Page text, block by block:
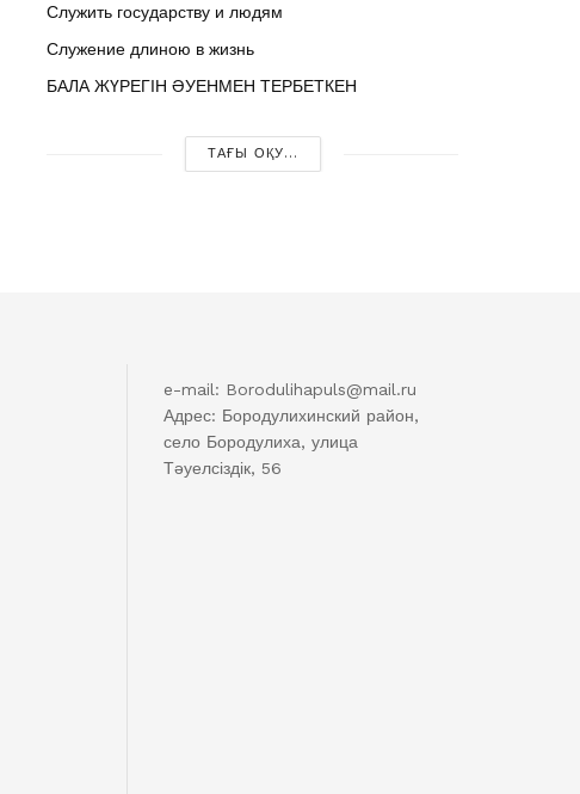
Служить государству и людям
Служение длиною в жизнь
БАЛА ЖҮРЕГІН ӘУЕНМЕН ТЕРБЕТКЕН
ТАҒЫ ОҚУ...
e-mail: Borodulihapuls@mail.ru
Адрес: Бородулихинский район,
село Бородулиха, улица
Тәуелсіздік, 56